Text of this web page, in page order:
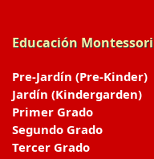
Educación Montessori
Pre-Jardín (Pre-Kinder)
Jardín (Kindergarden)
Primer Grado
Segundo Grado
Tercer Grado